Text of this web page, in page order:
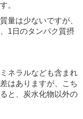
。
量は少ないですが、
1日のタンパク質摂
ネラルなども含まれ
はありますが、こち
と、炭水化物以外の